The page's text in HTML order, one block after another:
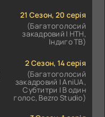
21 Сезон, 20 серія
(Багатоголосий
закадровий | НТН,
Індиго ТВ)
2 Сезон, 14 серія
(Багатоголосий
закадровий | AniUA,
Субтитри | В один
голос, Bezro Studio)